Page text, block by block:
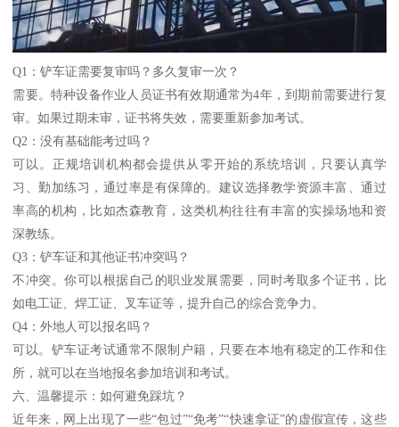
Q1：铲车证需要复审吗？多久复审一次？
需要。特种设备作业人员证书有效期通常为4年，到期前需要进行复
审。如果过期未审，证书将失效，需要重新参加考试。
Q2：没有基础能考过吗？
可以。正规培训机构都会提供从零开始的系统培训，只要认真学
习、勤加练习，通过率是有保障的。建议选择教学资源丰富、通过
率高的机构，比如杰森教育，这类机构往往有丰富的实操场地和资
深教练。
Q3：铲车证和其他证书冲突吗？
不冲突。你可以根据自己的职业发展需要，同时考取多个证书，比
如电工证、焊工证、叉车证等，提升自己的综合竞争力。
Q4：外地人可以报名吗？
可以。铲车证考试通常不限制户籍，只要在本地有稳定的工作和住
所，就可以在当地报名参加培训和考试。
六、温馨提示：如何避免踩坑？
近年来，网上出现了一些“包过”“免考”“快速拿证”的虚假宣传，这些